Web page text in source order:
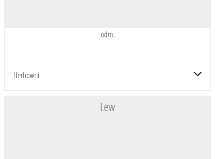
odm.
Herbowni
Lew